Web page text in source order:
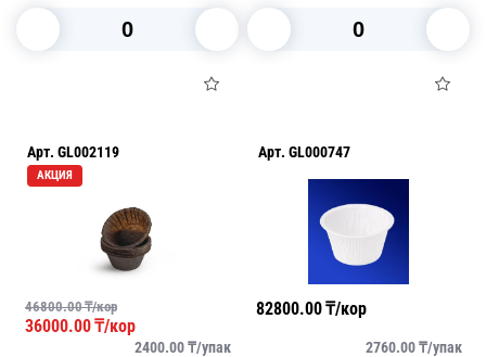
Арт. GL002119
АКЦИЯ
46800.00₸/кор
36000.00₸/кор
2400.00₸/упак
Арт. GL000747
82800.00₸/кор
2760.00₸/упак